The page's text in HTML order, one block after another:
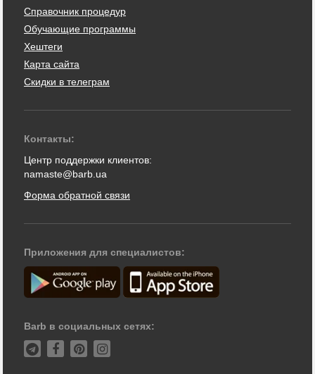
Справочник процедур
Обучающие программы
Хештеги
Карта сайта
Скидки в телеграм
Контакты:
Центр поддержки клиентов:
namaste@barb.ua
Форма обратной связи
Приложения для специалистов:
Barb в социальных сетях: